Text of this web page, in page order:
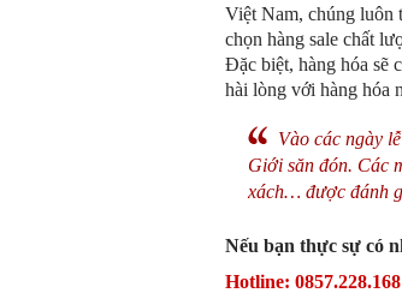
Việt Nam, chúng luôn
chọn hàng sale chất
Đặc biệt, hàng hóa sẽ
hài lòng với hàng hóa
Vào các ngày
Giới săn đón. Các
xách… được đánh
Nếu bạn thực sự có
Hotline: 0857.228.168